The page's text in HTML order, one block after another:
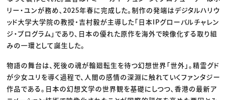
リー・ユンが務め、2025年春に完成した。制作の発端はデジタルハリウ
ッド大学大学院の教授・吉村毅が主導した「日本IPグローバルチャレン
ジ・プログラム」であり、日本の優れた原作を海外で映像化する取り組
みの一環として誕生した。
物語の舞台は、死後の魂が輪廻転生を待つ幻想世界「世外」。精霊グド
が少女ユリを導く過程で、人間の感情の深淵に触れていくファンタジー
作品である。日本の幻想文学の世界観を基礎にしつつ、香港の最新ア